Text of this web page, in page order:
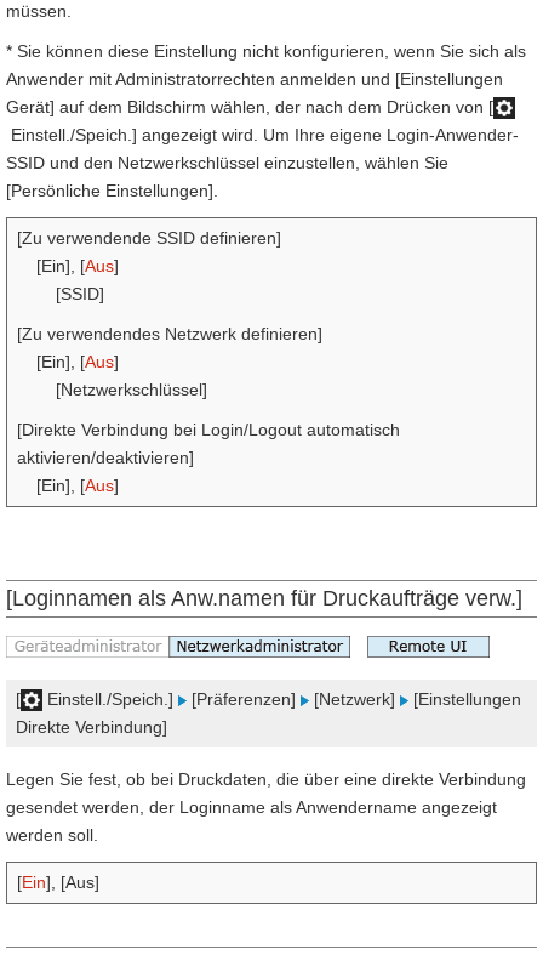
müssen.
* Sie können diese Einstellung nicht konfigurieren, wenn Sie sich als
Anwender mit Administratorrechten anmelden und [Einstellungen
Gerät] auf dem Bildschirm wählen, der nach dem Drücken von [
Einstell./Speich.] angezeigt wird. Um Ihre eigene Login-Anwender-
SSID und den Netzwerkschlüssel einzustellen, wählen Sie
[Persönliche Einstellungen].
[Zu verwendende SSID definieren]
[Ein], [Aus]
[SSID]
[Zu verwendendes Netzwerk definieren]
[Ein], [Aus]
[Netzwerkschlüssel]
[Direkte Verbindung bei Login/Logout automatisch
aktivieren/deaktivieren]
[Ein], [Aus]
[Loginnamen als Anw.namen für Druckaufträge verw.]
[ Einstell./Speich.] [Präferenzen] [Netzwerk]
[Einstellungen
Direkte Verbindung]
Legen Sie fest, ob bei Druckdaten, die über eine direkte Verbindung
gesendet werden, der Loginname als Anwendername angezeigt
werden soll.
[Ein], [Aus]